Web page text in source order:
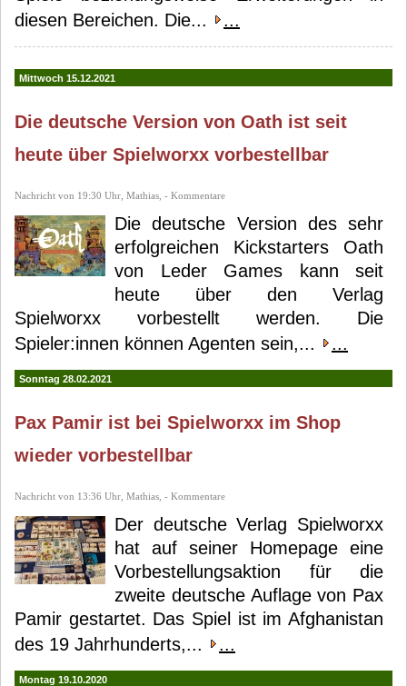
diesen Bereichen. Die...
...
Mittwoch 15.12.2021
Die deutsche Version von Oath ist seit
heute über Spielworxx vorbestellbar
Nachricht von 19:30 Uhr, Mathias, - Kommentare
Die deutsche Version des sehr
erfolgreichen Kickstarters Oath
von Leder Games kann seit
heute über den Verlag
Spielworxx vorbestellt werden. Die
Spieler:innen können Agenten sein,...
...
Sonntag 28.02.2021
Pax Pamir ist bei Spielworxx im Shop
wieder vorbestellbar
Nachricht von 13:36 Uhr, Mathias, - Kommentare
Der deutsche Verlag Spielworxx
hat auf seiner Homepage eine
Vorbestellungsaktion für die
zweite deutsche Auflage von Pax
Pamir gestartet. Das Spiel ist im Afghanistan
des 19 Jahrhunderts,...
...
Montag 19.10.2020